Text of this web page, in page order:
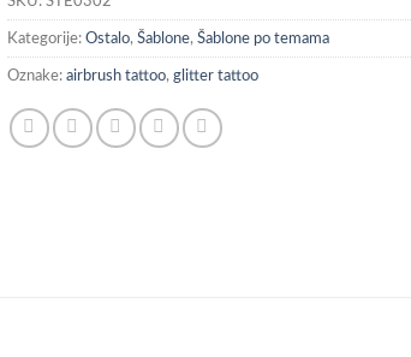
Kategorije: Ostalo, Šablone, Šablone po temama
Oznake: airbrush tattoo, glitter tattoo